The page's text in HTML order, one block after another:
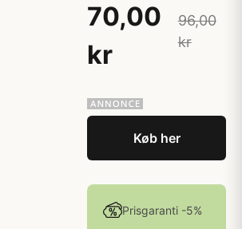
70,00
kr
96,00
kr
Køb her
Prisgaranti -5%